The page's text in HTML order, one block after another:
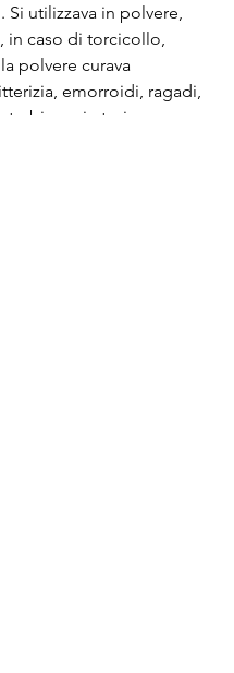
Si utilizzava in polvere,
in caso di torcicollo,
polvere curava
emorroidi, ragadi,
respiratori.